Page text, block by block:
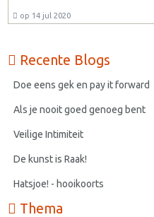
op 14 jul 2020
Recente Blogs
Doe eens gek en pay it forward
Als je nooit goed genoeg bent
Veilige Intimiteit
De kunst is Raak!
Hatsjoe! - hooikoorts
Thema